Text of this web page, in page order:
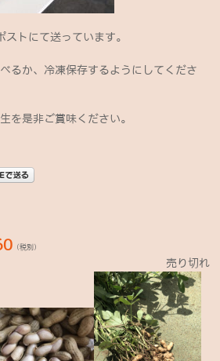
トにて送っています。
るか、冷凍保存するようにしてくださ
を是非ご賞味ください。
（税別）
売り切れ